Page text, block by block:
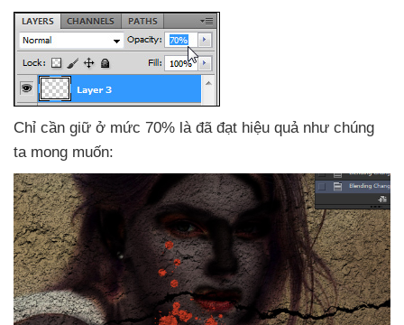
Chỉ cần giữ ở mức 70% là đã đạt hiệu quả như chúng
ta mong muốn: